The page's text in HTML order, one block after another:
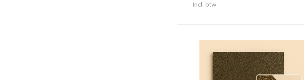
Incl. btw